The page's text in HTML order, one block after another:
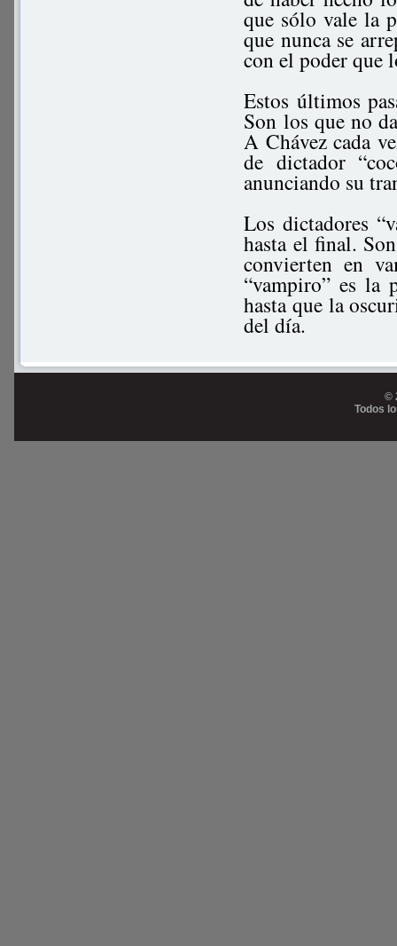
que sólo vale la
que nunca se
con el poder que
Estos últimos
Son los que no
A Chávez cada
de dictador
anunciando su
Los dictadores
hasta el final.
convierten en
“vampiro” es la
hasta que la
del día.
©
Todos